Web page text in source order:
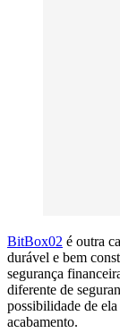
BitBox02 é outra
durável e bem
segurança
diferente de
possibilidade de
acabamento.